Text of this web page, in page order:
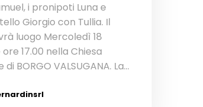
i pronipoti Luna e
Giorgio con Tullia. Il
luogo Mercoledì 18
17.00 nella Chiesa
BORGO VALSUGANA. La...